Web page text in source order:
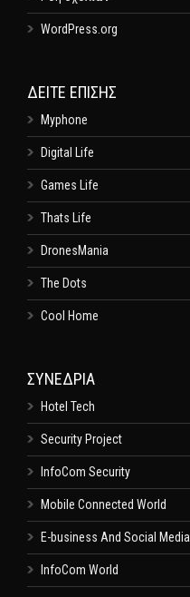
WordPress.org
ΔΕΊΤΕ ΕΠΊΣΗΣ
Myphone
Digital Life
Games Life
Thats Life
DronesMania
The Dots
Cool Home
ΣΥΝΕΔΡΙΑ
Hotel Tech
Security Project
InfoCom Security
Mobile Connected World
E-business And Social Media
InfoCom World